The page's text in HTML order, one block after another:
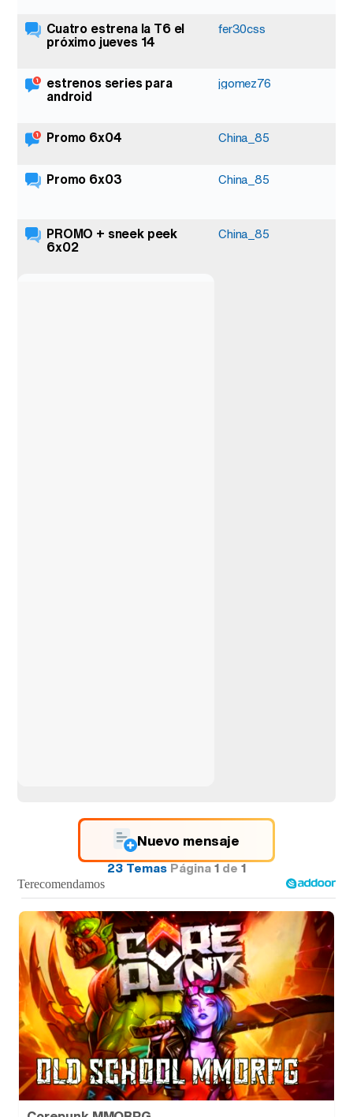
Cuatro estrena la T6 el
próximo jueves 14
fer30css
estrenos series para
android
jgomez76
Promo 6x04 China_85
Promo 6x03 China_85
PROMO + sneek peek
6x02
China_85
Nuevo mensaje
23 TemasPágina1de1